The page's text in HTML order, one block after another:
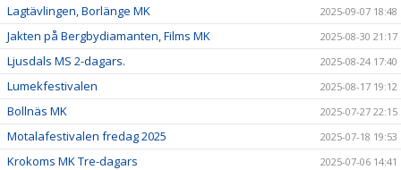
Lagtävlingen, Borlänge MK 2025-09-07 18:48
Jakten på Bergbydiamanten, Films MK 2025-08-30 21:17
Ljusdals MS 2-dagars. 2025-08-24 17:40
Lumekfestivalen 2025-08-17 19:12
Bollnäs MK 2025-07-27 22:15
Motalafestivalen fredag 2025 2025-07-18 19:53
Krokoms MK Tre-dagars 2025-07-06 14:41